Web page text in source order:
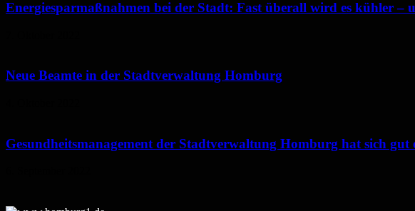
Energiesparmaßnahmen bei der Stadt: Fast überall wird es kühler –
Neue Beamte in der Stadtverwaltung Homburg
Gesundheitsmanagement der Stadtverwaltung Homburg hat sich gut